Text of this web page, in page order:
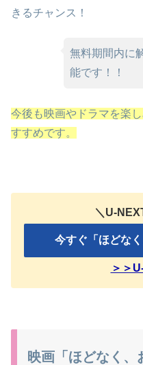
きるチャンス！
無料期間内に
能です！！
今後も映画やドラマを楽
すすめです。
＼U-
今すぐ「ほどな
＞＞
映画「ほどなく、